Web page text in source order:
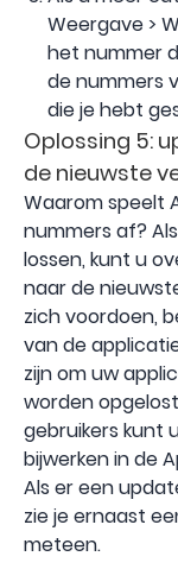
Weergave >
het nummer
de nummers
die je hebt
Oplossing 5:
de nieuwste
Waarom speelt
nummers af?
lossen, kunt u
naar de
zich voordoen,
van de
zijn om uw
worden
gebruikers kunt
bijwerken in de
Als er een
zie je ernaast
meteen.